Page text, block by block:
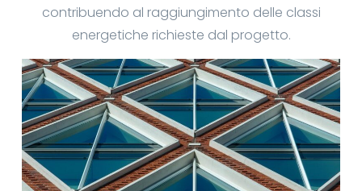
contribuendo al raggiungimento delle classi
energetiche richieste dal progetto.